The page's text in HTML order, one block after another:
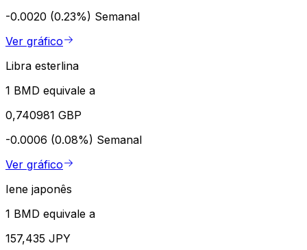
-0.0020 (0.23%) Semanal
Ver gráfico
Libra esterlina
1 BMD equivale a
0,740981 GBP
-0.0006 (0.08%) Semanal
Ver gráfico
Iene japonês
1 BMD equivale a
157,435 JPY